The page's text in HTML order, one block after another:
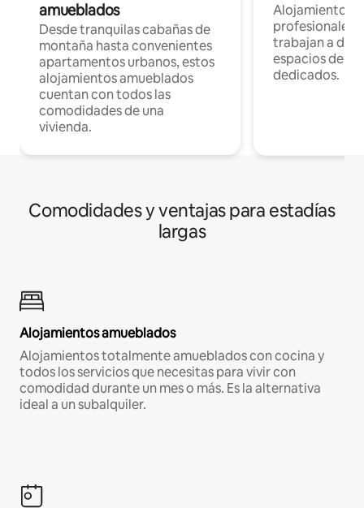
amueblados
Desde tranquilas cabañas de
montaña hasta convenientes
apartamentos urbanos, estos
alojamientos amueblados
cuentan con todos las
comodidades de una
vivienda.
Alojamientos
profesionales
trabajan a
espacios de
dedicados.
Comodidades y ventajas para estadías
largas
Alojamientos amueblados
Alojamientos totalmente amueblados con cocina y
todos los servicios que necesitas para vivir con
comodidad durante un mes o más. Es la alternativa
ideal a un subalquiler.